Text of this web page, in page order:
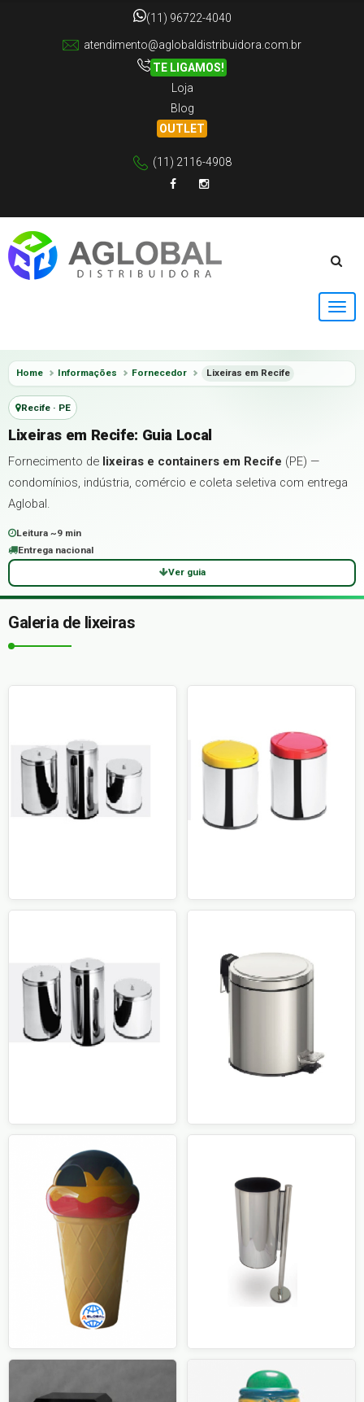
(11) 96722-4040
atendimento@aglobaldistribuidora.com.br
TE LIGAMOS!
Loja
Blog
OUTLET
(11) 2116-4908
Home Informações Fornecedor Lixeiras em Recife
Recife · PE
Lixeiras em Recife: Guia Local
Fornecimento de lixeiras e containers em Recife (PE) —
condomínios, indústria, comércio e coleta seletiva com entrega
Aglobal.
Leitura ~9 min
Entrega nacional
Ver guia
Galeria de lixeiras